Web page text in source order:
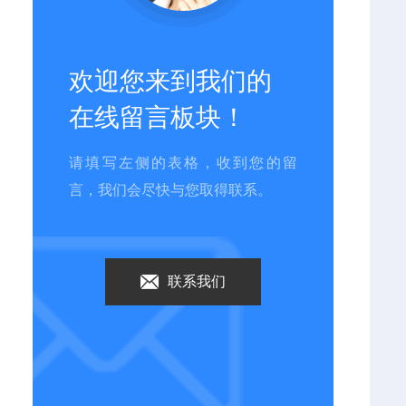
欢迎您来到我们的
在线留言板块！
请填写左侧的表格，收到您的留
言，我们会尽快与您取得联系。
联系我们